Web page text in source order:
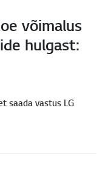
võimalus
hulgast:
saada vastus LG